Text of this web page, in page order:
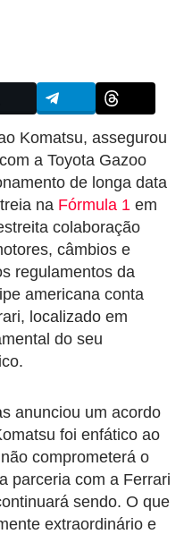
Komatsu, assegurou
a Toyota Gazoo
de longa data
na Fórmula 1 em
colaboração
câmbios e
regulamentos da
americana conta
localizado em
do seu
anunciou um acordo
foi enfático ao
comprometerá o
parceria com a Ferrari
sendo. O que
extraordinário e